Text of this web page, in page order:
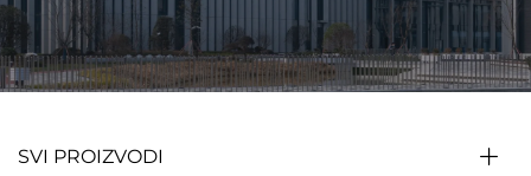
SVI PROIZVODI